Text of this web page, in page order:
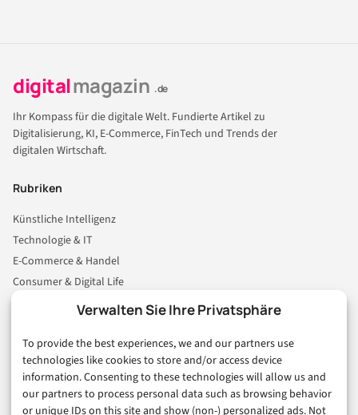
Verwalten Sie Ihre Privatsphäre
To provide the best experiences, we and our partners use
technologies like cookies to store and/or access device
information. Consenting to these technologies will allow us and
our partners to process personal data such as browsing behavior
or unique IDs on this site and show (non-) personalized ads. Not
digitalmagazin .de
Ihr Kompass für die digitale Welt. Fundierte Artikel zu
Digitalisierung, KI, E-Commerce, FinTech und Trends der
digitalen Wirtschaft.
Rubriken
Künstliche Intelligenz
Technologie & IT
E-Commerce & Handel
Consumer & Digital Life
Business & Karriere
Sicherheit & Recht
Digitalisierung
Marketing